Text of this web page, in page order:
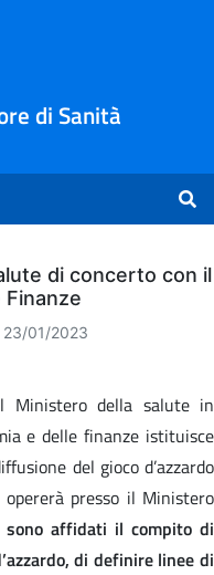
di Sanità
di concerto con il
01/2023
Ministero della salute in
e delle finanze istituisce
del gioco d’azzardo
presso il Ministero
sono affidati il compito di
di definire linee di